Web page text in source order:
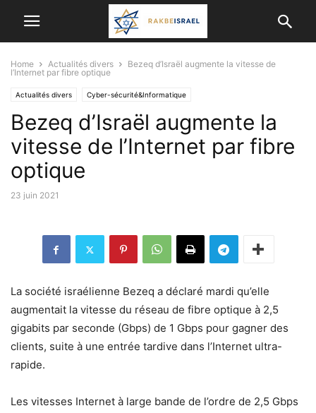
Home Actualités divers
Bezeq d’Israël augmente la vitesse de
l’Internet par fibre optique
Actualités divers Cyber-sécurité&Informatique
Bezeq d’Israël augmente la
vitesse de l’Internet par fibre
optique
23 juin 2021
La société israélienne Bezeq a déclaré mardi qu’elle
augmentait la vitesse du réseau de fibre optique à 2,5
gigabits par seconde (Gbps) de 1 Gbps pour gagner des
clients, suite à une entrée tardive dans l’Internet ultra-
rapide.
Les vitesses Internet à large bande de l’ordre de 2,5 Gbps